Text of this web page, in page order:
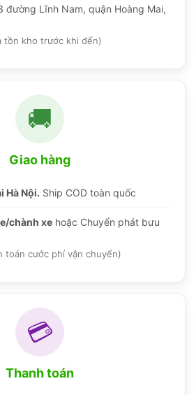
đường Lĩnh Nam, quận Hoàng Mai,
tồn kho trước khi đến)
🚚
Giao hàng
Hà Nội. Ship COD toàn quốc
chành xe hoặc Chuyển phát bưu
toán cước phí vận chuyển)
💳
Thanh toán